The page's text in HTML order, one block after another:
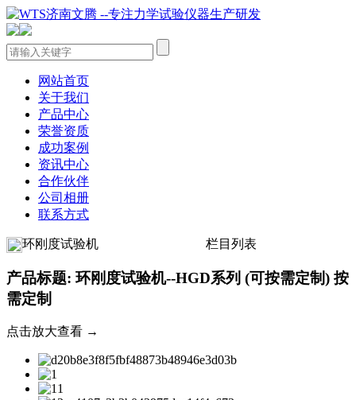
网站首页
关于我们
产品中心
荣誉资质
成功案例
资讯中心
合作伙伴
公司相册
联系方式
环刚度试验机 栏目列表
产品标题: 环刚度试验机--HGD系列 (可按需定制) 按
需定制
点击放大查看 →